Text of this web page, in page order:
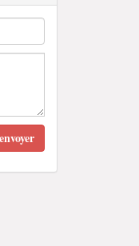
envoyer